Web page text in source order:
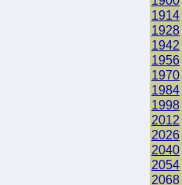
1914
1928
1942
1956
1970
1984
1998
2012
2026
2040
2054
2068